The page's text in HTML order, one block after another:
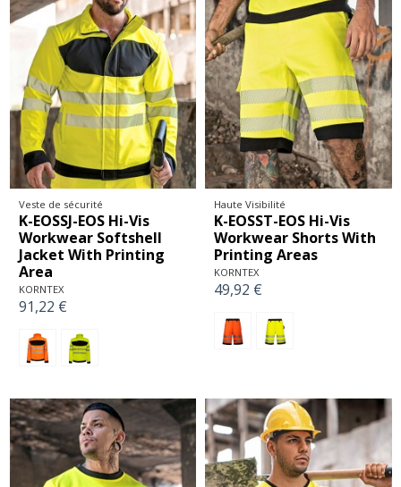
Veste de sécurité
K-EOSSJ-EOS Hi-Vis
Workwear Softshell
Jacket With Printing
Area
KORNTEX
91,22 €
Haute Visibilité
K-EOSST-EOS Hi-Vis
Workwear Shorts With
Printing Areas
KORNTEX
49,92 €